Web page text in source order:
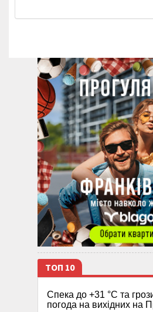
ТОП 10
Спека до +31 °C та
погода на вихідних на